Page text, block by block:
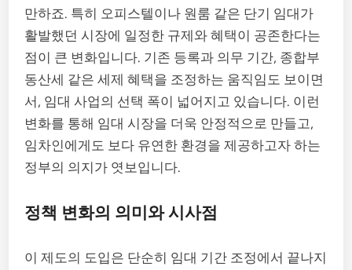
만하죠. 특히 오피스텔이나 원룸 같은 단기 임대가
활발했던 시장에 일정한 규제와 혜택이 공존한다는
점이 큰 변화입니다. 기존 등록과 의무 기간, 종합부
동산세 같은 세제 혜택을 조정하는 움직임도 보이면
서, 임대 사업의 선택 폭이 넓어지고 있습니다. 이런
변화를 통해 임대 시장을 더욱 안정적으로 만들고,
임차인에게도 보다 유연한 환경을 제공하고자 하는
정부의 의지가 엿보입니다.
정책 변화의 의미와 시사점
이 제도의 도입은 단순히 임대 기간 조정에서 끝나지